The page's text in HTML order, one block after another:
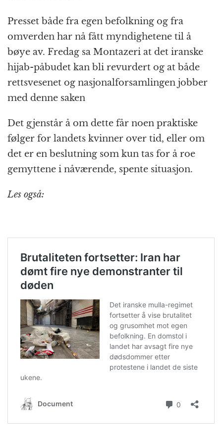
Presset både fra egen befolkning og fra
omverden har nå fått myndighetene til å
bøye av. Fredag sa Montazeri at det iranske
hijab-påbudet kan bli revurdert og at både
rettsvesenet og nasjonalforsamlingen jobber
med denne saken
Det gjenstår å om dette får noen praktiske
følger for landets kvinner over tid, eller om
det er en beslutning som kun tas for å roe
gemyttene i nåværende, spente situasjon.
Les også: